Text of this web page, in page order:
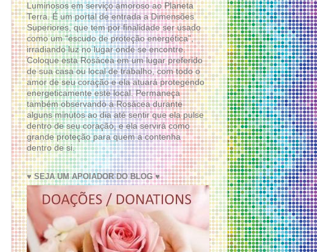
Luminosos em serviço amoroso ao Planeta
Terra. É um portal de entrada a Dimensões
Superiores, que tem por finalidade ser usado
como um “escudo de proteção energética”,
irradiando luz no lugar onde se encontre.
Coloque esta Rosácea em um lugar preferido
de sua casa ou local de trabalho, com todo o
amor de seu coração e ela atuará protegendo
energeticamente este local. Permaneça
também observando a Rosácea durante
alguns minutos ao dia até sentir que ela pulse
dentro de seu coração, e ela servirá como
grande proteção para quem a contenha
dentro de si.
♥ SEJA UM APOIADOR DO BLOG ♥